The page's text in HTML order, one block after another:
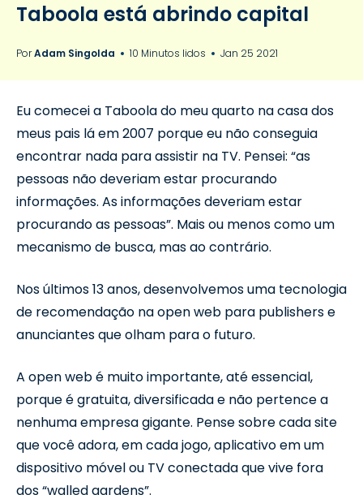
Taboola está abrindo capital
PorAdam Singolda 10 Minutos lidos Jan 25 2021
Eu comecei a Taboola do meu quarto na casa dos
meus pais lá em 2007 porque eu não conseguia
encontrar nada para assistir na TV. Pensei: “as
pessoas não deveriam estar procurando
informações. As informações deveriam estar
procurando as pessoas”. Mais ou menos como um
mecanismo de busca, mas ao contrário.
Nos últimos 13 anos, desenvolvemos uma tecnologia
de recomendação na open web para publishers e
anunciantes que olham para o futuro.
A open web é muito importante, até essencial,
porque é gratuita, diversificada e não pertence a
nenhuma empresa gigante. Pense sobre cada site
que você adora, em cada jogo, aplicativo em um
dispositivo móvel ou TV conectada que vive fora
dos “walled gardens”.